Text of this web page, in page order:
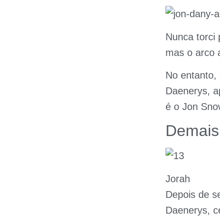
Nunca torci
mas o arco
No
Daenerys,
é o Jon
Jorah
Depois de
Daenerys,